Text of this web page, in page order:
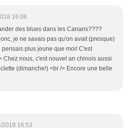
16:06
des blues dans les Canaris????
je ne savais pas qu'on avait (presque)
pensais plus jeune que moi! C'est
Chez nous, c'est nouvel an chinois aussi
(dimanche!) <br /> Encore une belle
2018 16:53